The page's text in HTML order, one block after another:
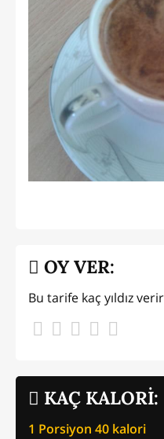
KAÇ KALORİ:
1 Porsiyon 40 kalori
OY VER:
Bu tarife kaç yıldız